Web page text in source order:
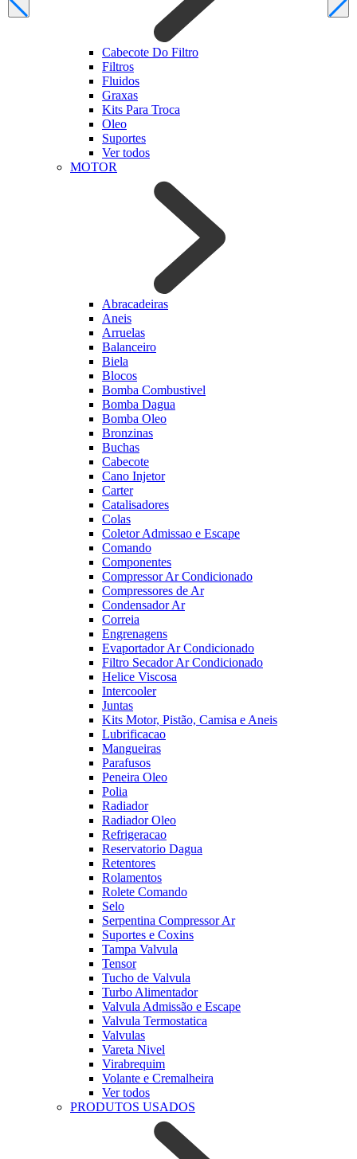
Cabecote Do Filtro
Filtros
Fluidos
Graxas
Kits Para Troca
Oleo
Suportes
Ver todos
MOTOR
Abracadeiras
Aneis
Arruelas
Balanceiro
Biela
Blocos
Bomba Combustivel
Bomba Dagua
Bomba Oleo
Bronzinas
Buchas
Cabecote
Cano Injetor
Carter
Catalisadores
Colas
Coletor Admissao e Escape
Comando
Componentes
Compressor Ar Condicionado
Compressores de Ar
Condensador Ar
Correia
Engrenagens
Evaportador Ar Condicionado
Filtro Secador Ar Condicionado
Helice Viscosa
Intercooler
Juntas
Kits Motor, Pistão, Camisa e Aneis
Lubrificacao
Mangueiras
Parafusos
Peneira Oleo
Polia
Radiador
Radiador Oleo
Refrigeracao
Reservatorio Dagua
Retentores
Rolamentos
Rolete Comando
Selo
Serpentina Compressor Ar
Suportes e Coxins
Tampa Valvula
Tensor
Tucho de Valvula
Turbo Alimentador
Valvula Admissão e Escape
Valvula Termostatica
Valvulas
Vareta Nivel
Virabrequim
Volante e Cremalheira
Ver todos
PRODUTOS USADOS